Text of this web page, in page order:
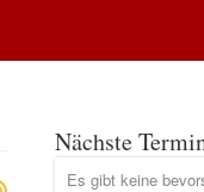
Nächste
Es gibt keine